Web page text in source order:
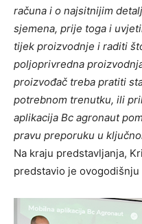
računa i o najsitnijim
sjemena, prije toga i
tijek proizvodnje i raditi
poljoprivredna
proizvođač treba pratiti
potrebnom trenutku, ili
aplikacija Bc agronaut
pravu preporuku u
Na kraju predstavljanja,
predstavio je